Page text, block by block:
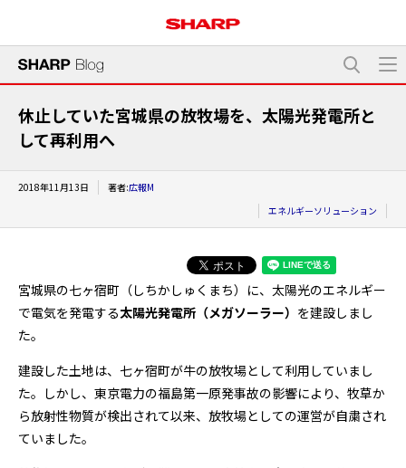
休止していた宮城県の放牧場を、太陽光発電所と
して再利用へ
2018年11月13日 著者:広報M
エネルギーソリューション
宮城県の七ヶ宿町（しちかしゅくまち）に、太陽光のエネルギー
で電気を発電する太陽光発電所（メガソーラー） を建設しまし
た。
建設した土地は、七ヶ宿町が牛の放牧場として利用していまし
た。しかし、東京電力の福島第一原発事故の影響により、牧草か
ら放射性物質が検出されて以来、放牧場としての運営が自粛され
ていました。